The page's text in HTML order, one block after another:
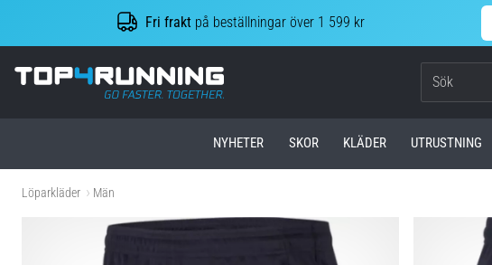
Fri frakt på beställningar över 1 599 kr
Top4Running.se
NYHETER SKOR KLÄDER UTRUSTNING
Löparkläder Män